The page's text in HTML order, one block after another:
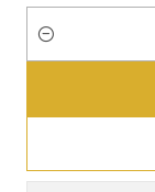
Quantidade